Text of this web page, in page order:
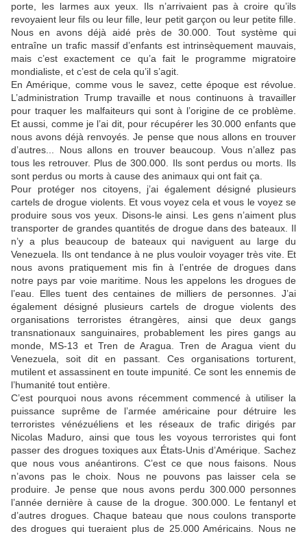
porte, les larmes aux yeux. Ils n’arrivaient pas à croire qu’ils
revoyaient leur fils ou leur fille, leur petit garçon ou leur petite fille.
Nous en avons déjà aidé près de 30.000. Tout système qui
entraîne un trafic massif d’enfants est intrinsèquement mauvais,
mais c’est exactement ce qu’a fait le programme migratoire
mondialiste, et c’est de cela qu’il s’agit.
En Amérique, comme vous le savez, cette époque est révolue.
L’administration Trump travaille et nous continuons à travailler
pour traquer les malfaiteurs qui sont à l’origine de ce problème.
Et aussi, comme je l’ai dit, pour récupérer les 30.000 enfants que
nous avons déjà renvoyés. Je pense que nous allons en trouver
d’autres... Nous allons en trouver beaucoup. Vous n’allez pas
tous les retrouver. Plus de 300.000. Ils sont perdus ou morts. Ils
sont perdus ou morts à cause des animaux qui ont fait ça.
Pour protéger nos citoyens, j’ai également désigné plusieurs
cartels de drogue violents. Et vous voyez cela et vous le voyez se
produire sous vos yeux. Disons-le ainsi. Les gens n’aiment plus
transporter de grandes quantités de drogue dans des bateaux. Il
n’y a plus beaucoup de bateaux qui naviguent au large du
Venezuela. Ils ont tendance à ne plus vouloir voyager très vite. Et
nous avons pratiquement mis fin à l’entrée de drogues dans
notre pays par voie maritime. Nous les appelons les drogues de
l’eau. Elles tuent des centaines de milliers de personnes. J’ai
également désigné plusieurs cartels de drogue violents des
organisations terroristes étrangères, ainsi que deux gangs
transnationaux sanguinaires, probablement les pires gangs au
monde, MS-13 et Tren de Aragua. Tren de Aragua vient du
Venezuela, soit dit en passant. Ces organisations torturent,
mutilent et assassinent en toute impunité. Ce sont les ennemis de
l’humanité tout entière.
C’est pourquoi nous avons récemment commencé à utiliser la
puissance suprême de l’armée américaine pour détruire les
terroristes vénézuéliens et les réseaux de trafic dirigés par
Nicolas Maduro, ainsi que tous les voyous terroristes qui font
passer des drogues toxiques aux États-Unis d’Amérique. Sachez
que nous vous anéantirons. C’est ce que nous faisons. Nous
n’avons pas le choix. Nous ne pouvons pas laisser cela se
produire. Je pense que nous avons perdu 300.000 personnes
l’année dernière à cause de la drogue. 300.000. Le fentanyl et
d’autres drogues. Chaque bateau que nous coulons transporte
des drogues qui tueraient plus de 25.000 Américains. Nous ne